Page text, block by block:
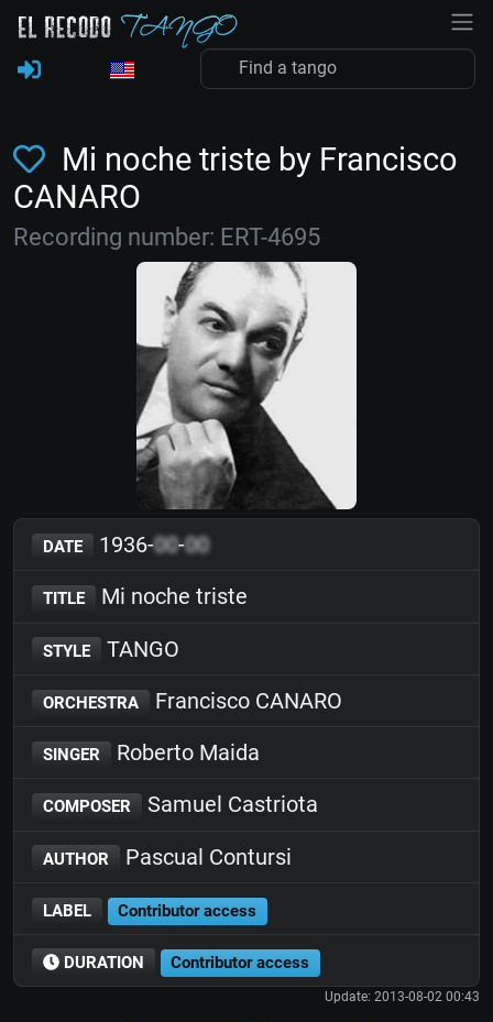
Mi noche triste by Francisco
CANARO
Recording number: ERT-4695
DATE 1936-00-00
TITLE Mi noche triste
STYLE TANGO
ORCHESTRA Francisco CANARO
SINGER Roberto Maida
COMPOSER Samuel Castriota
AUTHOR Pascual Contursi
LABEL Contributor access
DURATION Contributor access
Update: 2013-08-02 00:43